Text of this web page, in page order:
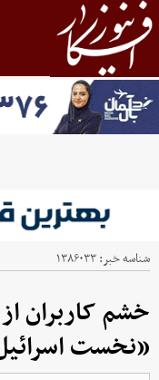
شناسه خبر:۱۳۸۶۰۳۳
خشم کاربران
«نخست